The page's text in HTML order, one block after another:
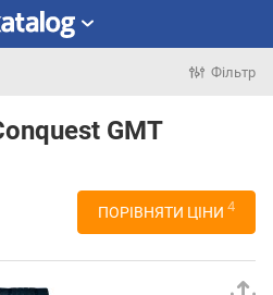
Фільтр
GMT
ПОРІВНЯТИ ЦІНИ 4